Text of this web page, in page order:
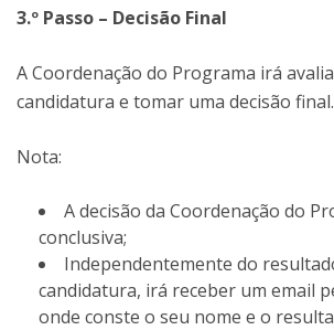
3.º Passo – Decisão Final
A Coordenação do Programa irá
candidatura e tomar uma decisão final.
Nota:
A decisão da Coordenação do
conclusiva;
Independentemente do
candidatura, irá receber um email
onde conste o seu nome e o